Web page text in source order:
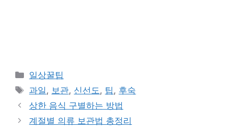
카
테
리
일상꿀팁
태
그
과일, 보관, 신선도, 팁, 후숙
상한 음식 구별하는 방법
계절별 의류 보관법 총정리